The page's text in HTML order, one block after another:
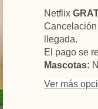
Netflix
Cancelación
llegada.
El pago se
Mascotas:
Ver más